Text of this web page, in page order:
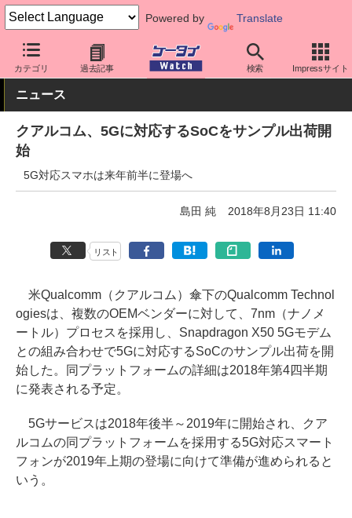
Powered by Translate
カテゴリ 過去記事 検索 Impressサイト
ケータイ Watch 最新技術/その他 チップセット
ニュース
クアルコム、5Gに対応するSoCをサンプル出荷開
始
5G対応スマホは来年前半に登場へ
島田 純 2018年8月23日 11:40
リスト
米Qualcomm（クアルコム）傘下のQualcomm Technol
ogiesは、複数のOEMベンダーに対して、7nm（ナノメ
ートル）プロセスを採用し、Snapdragon X50 5Gモデム
との組み合わせで5Gに対応するSoCのサンプル出荷を開
始した。同プラットフォームの詳細は2018年第4四半期
に発表される予定。
5Gサービスは2018年後半～2019年に開始され、クア
ルコムの同プラットフォームを採用する5G対応スマート
フォンが2019年上期の登場に向けて準備が進められると
いう。